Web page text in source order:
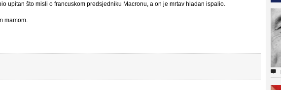
upitan što misli o francuskom predsjedniku Macronu, a on je mrtav hladan ispalio.
mamom.
